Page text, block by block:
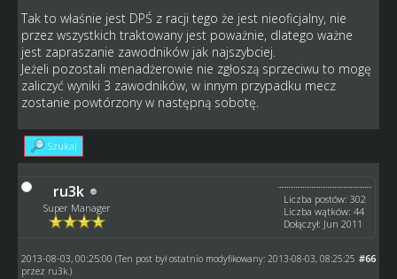
Tak to właśnie jest DPŚ z racji tego że jest nieoficjalny, nie
przez wszystkich traktowany jest poważnie, dlatego ważne
jest zapraszanie zawodników jak najszybciej.
Jeżeli pozostali menadżerowie nie zgłoszą sprzeciwu to mogę
zaliczyć wyniki 3 zawodników, w innym przypadku mecz
zostanie powtórzony w następną sobotę.
Szukaj
ru3k
Super Manager
Liczba postów: 302
Liczba wątków: 44
Dołączył: Jun 2011
#66
2013-08-03, 00:25:00 (Ten post był ostatnio modyfikowany: 2013-08-03, 08:25:25
przez ru3k.)